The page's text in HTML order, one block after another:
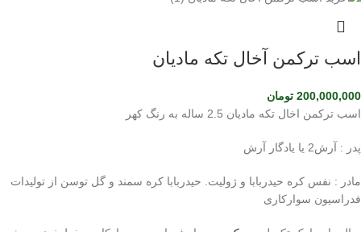
اسب ترکمن آخال تکه مادیان
200,000,000 تومان
اسب ترکمن اخال تکه مادیان 2.5 ساله به رنگ کهر
پدر : آرش2 یا یادگار آرش
مادر : نفس کره حیدربابا و ژولیت. حیدربابا کره سمند و گل توسن از تولیدات
فدراسیون سوارکاری